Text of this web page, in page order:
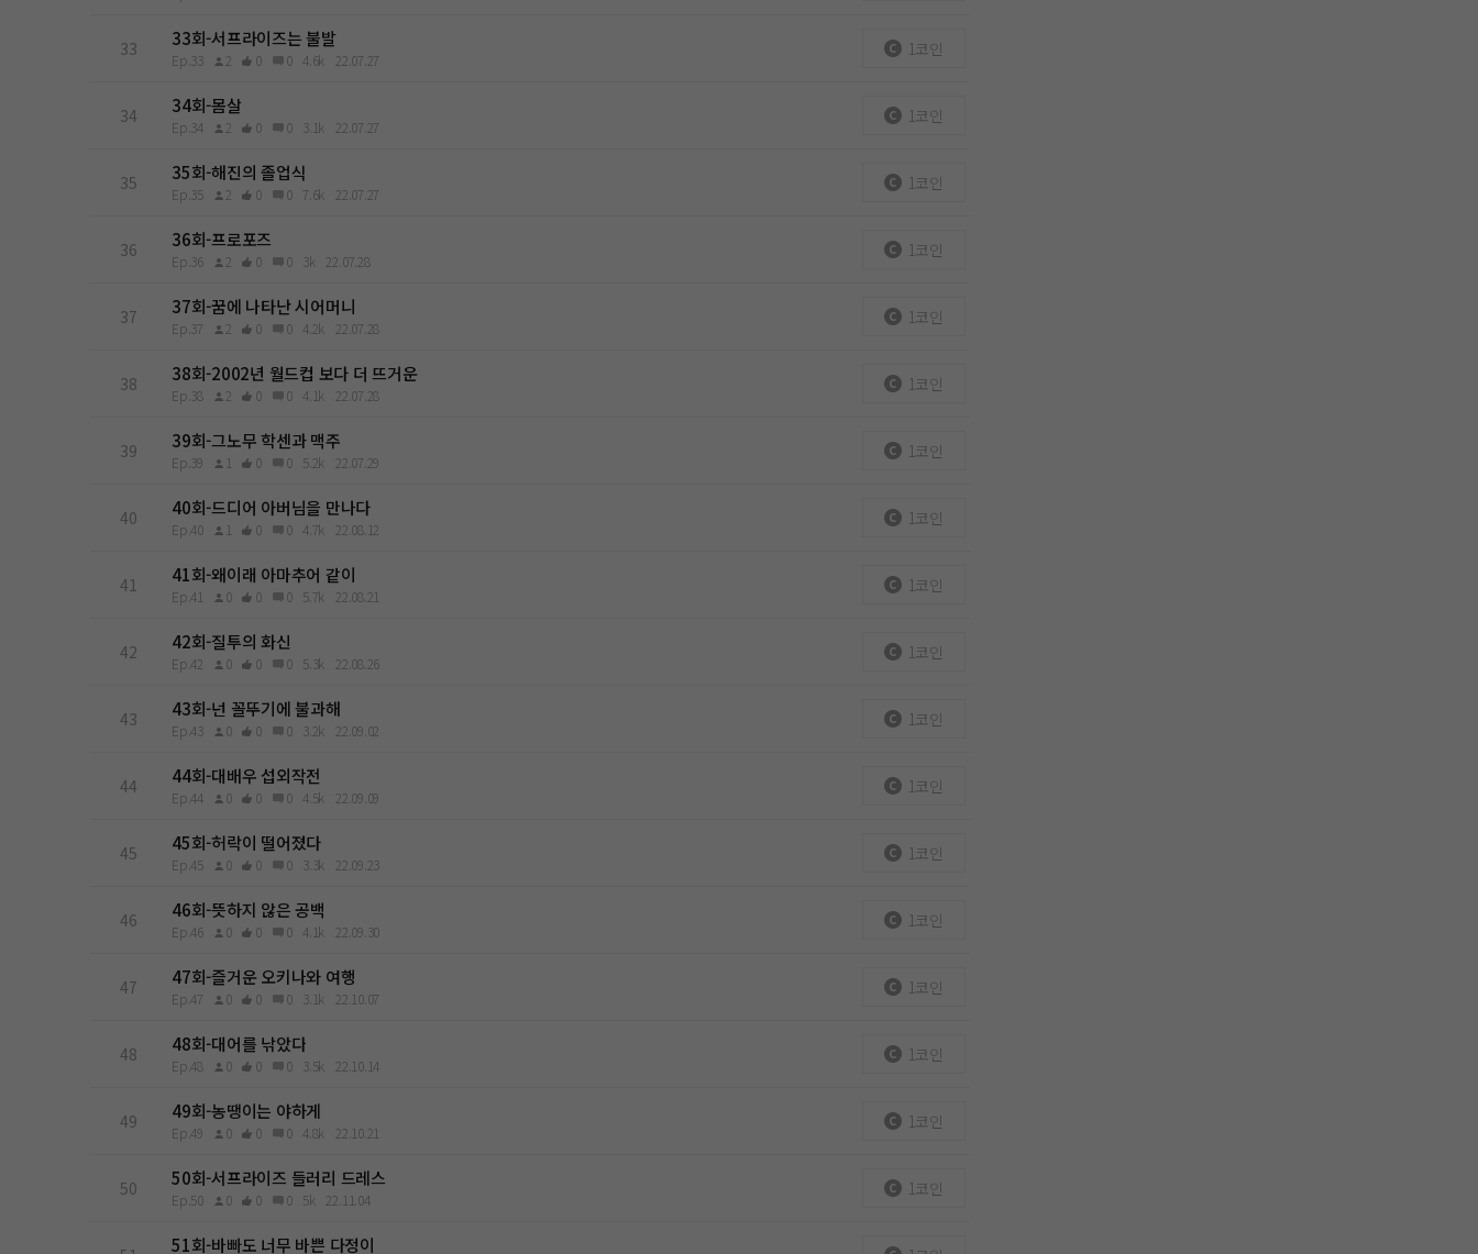
33 33회-서프라이즈는 불발
Ep.33 2 0 0 4.6k 22.07.27
1코인
34 34회-몸살
Ep.34 2 0 0 3.1k 22.07.27
1코인
35 35회-해진의 졸업식
Ep.35 2 0 0 7.6k 22.07.27
1코인
36 36회-프로포즈
Ep.36 2 0 0 3k 22.07.28
1코인
37 37회-꿈에 나타난 시어머니
Ep.37 2 0 0 4.2k 22.07.28
1코인
38 38회-2002년 월드컵 보다 더 뜨거운
Ep.38 2 0 0 4.1k 22.07.28
1코인
39 39회-그노무 학센과 맥주
Ep.39 1 0 0 5.2k 22.07.29
1코인
40 40회-드디어 아버님을 만나다
Ep.40 1 0 0 4.7k 22.08.12
1코인
41 41회-왜이래 아마추어 같이
Ep.41 0 0 0 5.7k 22.08.21
1코인
42 42회-질투의 화신
Ep.42 0 0 0 5.3k 22.08.26
1코인
43 43회-넌 꼴뚜기에 불과해
Ep.43 0 0 0 3.2k 22.09.02
1코인
44 44회-대배우 섭외작전
Ep.44 0 0 0 4.5k 22.09.09
1코인
45 45회-허락이 떨어졌다
Ep.45 0 0 0 3.3k 22.09.23
1코인
46 46회-뜻하지 않은 공백
Ep.46 0 0 0 4.1k 22.09.30
1코인
47 47회-즐거운 오키나와 여행
Ep.47 0 0 0 3.1k 22.10.07
1코인
48 48회-대어를 낚았다
Ep.48 0 0 0 3.5k 22.10.14
1코인
49 49회-농땡이는 야하게
Ep.49 0 0 0 4.8k 22.10.21
1코인
50 50회-서프라이즈 들러리 드레스
Ep.50 0 0 0 5k 22.11.04
1코인
51회-바빠도 너무 바쁜 다정이